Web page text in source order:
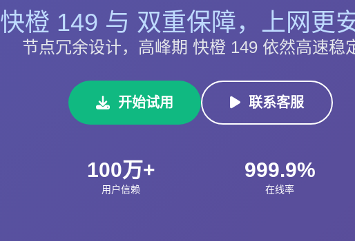
快橙 149 与 双重保障，上网更
节点冗余设计，高峰期 快橙 149 依然高速稳
开始试用 联系客服
100万+
用户信赖
999.9%
在线率